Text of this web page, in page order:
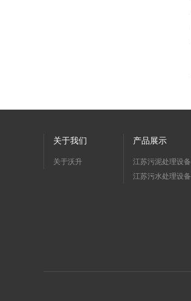
关于我们
关于沃升
产品展示
江苏污泥处理设备
江苏污水处理设备